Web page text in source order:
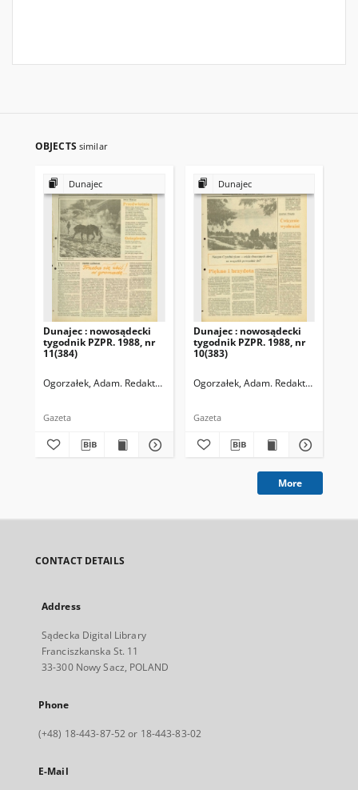
OBJECTS similar
Dunajec
Dunajec : nowosądecki
tygodnik PZPR. 1988, nr
11(384)
Ogorzałek, Adam. Redaktor naczelny
Gazeta
Dunajec
Dunajec : nowosądecki
tygodnik PZPR. 1988, nr
10(383)
Ogorzałek, Adam. Redaktor naczelny
Gazeta
More
CONTACT DETAILS
Address
Sądecka Digital Library
Franciszkanska St. 11
33-300 Nowy Sacz, POLAND
Phone
(+48) 18-443-87-52 or 18-443-83-02
E-Mail